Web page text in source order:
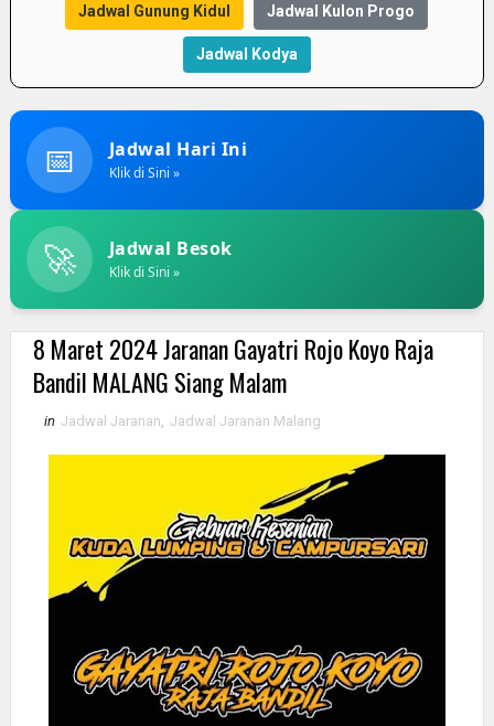
Jadwal Gunung Kidul Jadwal Kulon Progo
Jadwal Kodya
📅 Jadwal Hari Ini
Klik di Sini »
🚀 Jadwal Besok
Klik di Sini »
8 Maret 2024 Jaranan Gayatri Rojo Koyo Raja
Bandil MALANG Siang Malam
in Jadwal Jaranan Jadwal Jaranan Malang